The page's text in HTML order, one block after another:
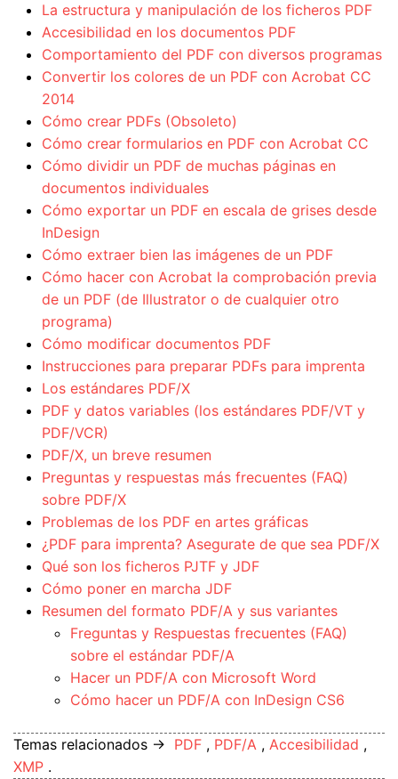
La estructura y manipulación de los ficheros PDF
Accesibilidad en los documentos PDF
Comportamiento del PDF con diversos programas
Convertir los colores de un PDF con Acrobat CC
2014
Cómo crear PDFs (Obsoleto)
Cómo crear formularios en PDF con Acrobat CC
Cómo dividir un PDF de muchas páginas en
documentos individuales
Cómo exportar un PDF en escala de grises desde
InDesign
Cómo extraer bien las imágenes de un PDF
Cómo hacer con Acrobat la comprobación previa
de un PDF (de Illustrator o de cualquier otro
programa)
Cómo modificar documentos PDF
Instrucciones para preparar PDFs para imprenta
Los estándares PDF/X
PDF y datos variables (los estándares PDF/VT y
PDF/VCR)
PDF/X, un breve resumen
Preguntas y respuestas más frecuentes (FAQ)
sobre PDF/X
Problemas de los PDF en artes gráficas
¿PDF para imprenta? Asegurate de que sea PDF/X
Qué son los ficheros PJTF y JDF
Cómo poner en marcha JDF
Resumen del formato PDF/A y sus variantes
Freguntas y Respuestas frecuentes (FAQ)
sobre el estándar PDF/A
Hacer un PDF/A con Microsoft Word
Cómo hacer un PDF/A con InDesign CS6
Temas relacionados → PDF , PDF/A , Accesibilidad ,
XMP .